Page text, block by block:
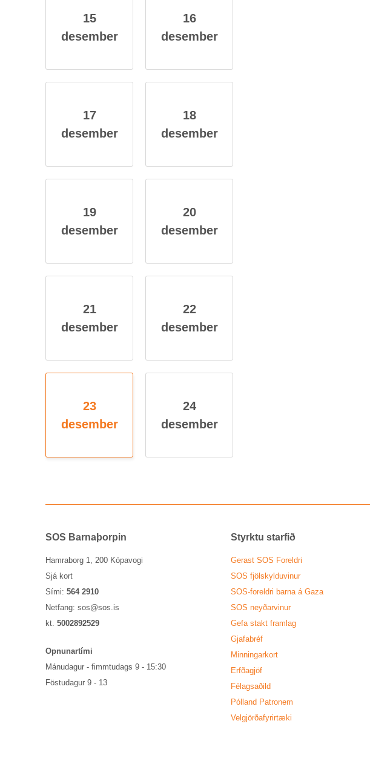
15
des­em­ber
16
des­em­ber
17
des­em­ber
18
des­em­ber
19
des­em­ber
20
des­em­ber
21
des­em­ber
22
des­em­ber
23
des­em­ber
24
des­em­ber
SOS Barna­þorp­in
Hamraborg 1, 200 Kópavogi
Sjá kort
Sími: 564 2910
Netfang: sos@sos.is
kt. 5002892529
Opn­un­ar­tími
Mánu­dag­ur - fimmtu­dags 9 - 15:30
Föstu­dag­ur 9 - 13
Styrktu starf­ið
Ger­ast SOS For­eldri
SOS fjöl­skyldu­vin­ur
SOS-for­eldri barna á Gaza
SOS neyð­ar­vin­ur
Gefa stakt fram­lag
Gjafa­bréf
Minn­ing­ar­kort
Erfða­gjöf
Fé­lags­að­ild
Pól­land Patronem
Vel­gjörða­fyr­ir­tæki